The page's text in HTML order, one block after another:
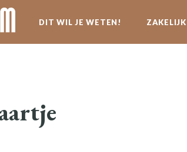
DIT WIL JE WETEN! ZAKELIJK